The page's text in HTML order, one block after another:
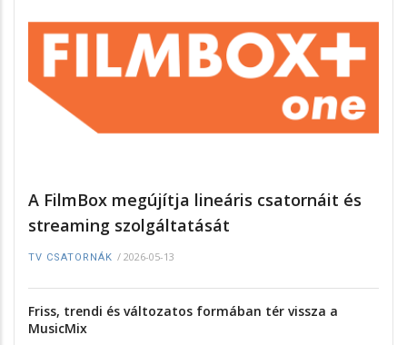
A FilmBox megújítja lineáris csatornáit és
streaming szolgáltatását
TV CSATORNÁK / 2026-05-13
Friss, trendi és változatos formában tér vissza a
MusicMix